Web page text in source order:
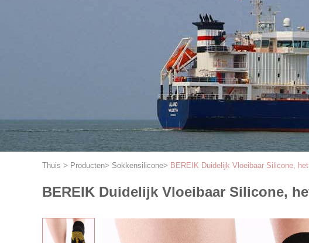
Thuis > Producten> Sokkensilicone> BEREIK Duidelijk Vloeibaar Silicone,
BEREIK Duidelijk Vloeibaar Silicone,